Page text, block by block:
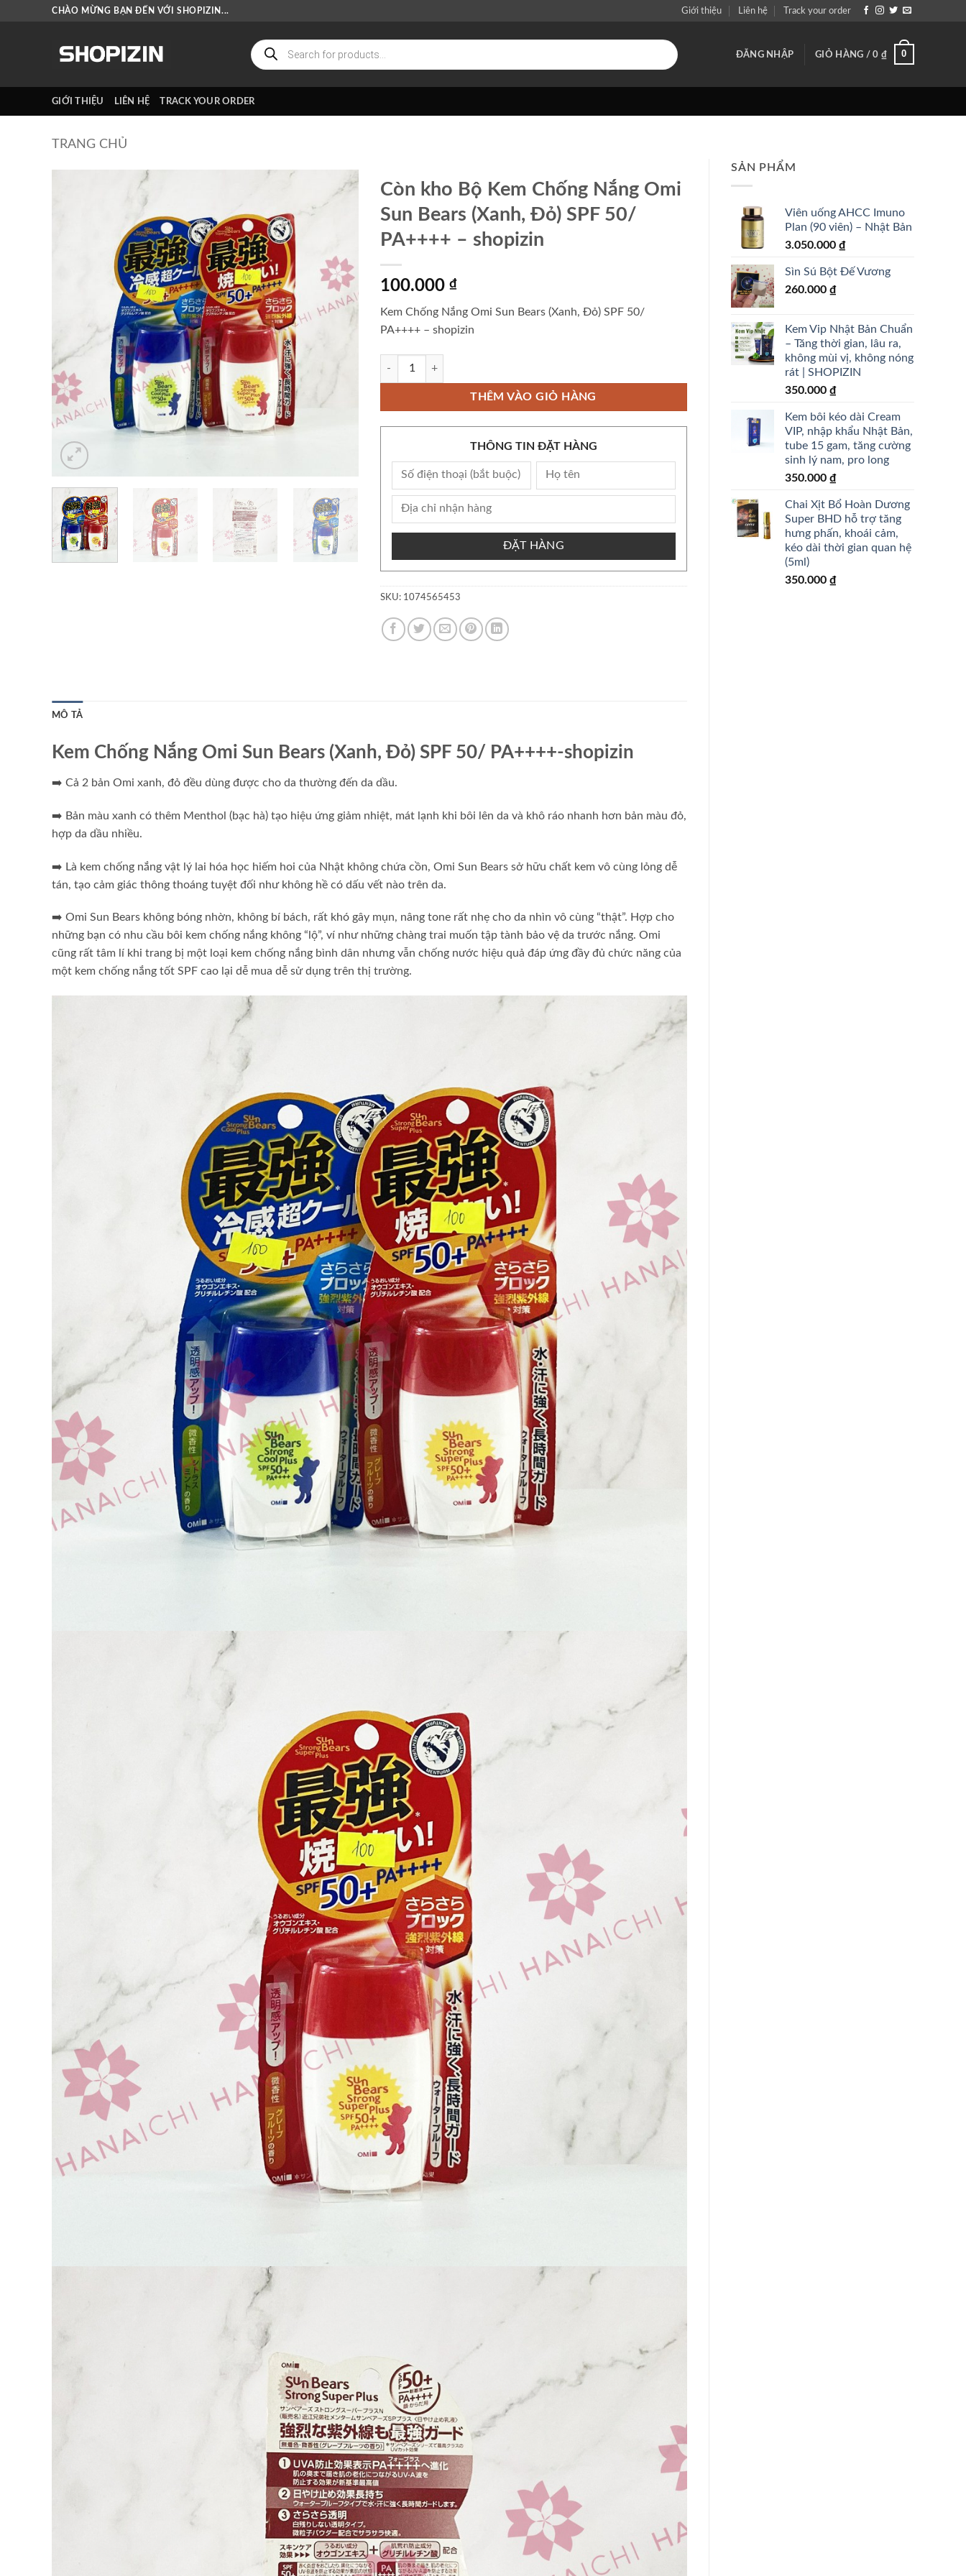
CHÀO MỪNG BẠN ĐẾN VỚI SHOPIZIN... Giới thiệu Liên hệ Track your order
Tìm
kiếm
sản
phẩm
ĐĂNG NHẬP GIỎ HÀNG /0 ₫ 0
GIỚI THIỆU LIÊN HỆ TRACK YOUR ORDER
TRANG CHỦ
SẢN PHẨM
Viên uống AHCC Imuno
Plan (90 viên) – Nhật Bản
3.050.000 ₫
Sìn Sú Bột Đế Vương
260.000 ₫
Kem Vip Nhật Bản Chuẩn
– Tăng thời gian, lâu ra,
không mùi vị, không nóng
rát | SHOPIZIN
350.000 ₫
Kem bôi kéo dài Cream
VIP, nhập khẩu Nhật Bản,
tube 15 gam, tăng cường
sinh lý nam, pro long
350.000 ₫
Chai Xịt Bổ Hoàn Dương
Super BHD hỗ trợ tăng
hưng phấn, khoái cảm,
kéo dài thời gian quan hệ
(5ml)
350.000 ₫
Còn kho Bộ Kem Chống Nắng Omi
Sun Bears (Xanh, Đỏ) SPF 50/
PA++++ – shopizin
100.000 ₫
Kem Chống Nắng Omi Sun Bears (Xanh, Đỏ) SPF 50/
PA++++ – shopizin
Còn kho Bộ Kem Chống Nắng Omi Sun Bears (Xanh, Đỏ) SPF 50/ PA++++ - shopizin số lượng
THÊM VÀO GIỎ HÀNG
THÔNG TIN ĐẶT HÀNG
ĐẶT HÀNG
SKU: 1074565453
MÔ TẢ
Kem Chống Nắng Omi Sun Bears (Xanh, Đỏ) SPF 50/ PA++++-shopizin
➡️ Cả 2 bản Omi xanh, đỏ đều dùng được cho da thường đến da dầu.
➡️ Bản màu xanh có thêm Menthol (bạc hà) tạo hiệu ứng giảm nhiệt, mát lạnh khi bôi lên da và khô ráo nhanh hơn bản màu đỏ,
hợp da dầu nhiều.
➡️ Là kem chống nắng vật lý lai hóa học hiếm hoi của Nhật không chứa cồn, Omi Sun Bears sở hữu chất kem vô cùng lỏng dễ
tán, tạo cảm giác thông thoáng tuyệt đối như không hề có dấu vết nào trên da.
➡️ Omi Sun Bears không bóng nhờn, không bí bách, rất khó gây mụn, nâng tone rất nhẹ cho da nhìn vô cùng “thật”. Hợp cho
những bạn có nhu cầu bôi kem chống nắng không “lộ”, ví như những chàng trai muốn tập tành bảo vệ da trước nắng. Omi
cũng rất tâm lí khi trang bị một loại kem chống nắng bình dân nhưng vẫn chống nước hiệu quả đáp ứng đầy đủ chức năng của
một kem chống nắng tốt SPF cao lại dễ mua dễ sử dụng trên thị trường.